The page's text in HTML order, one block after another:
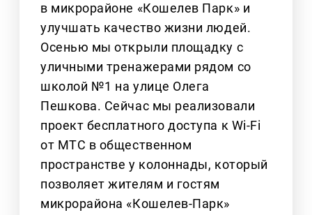
в микрорайоне «Кошелев Парк» и
улучшать качество жизни людей.
Осенью мы открыли площадку с
уличными тренажерами рядом со
школой №1 на улице Олега
Пешкова. Сейчас мы реализовали
проект бесплатного доступа к Wi-Fi
от МТС в общественном
пространстве у колоннады, который
позволяет жителям и гостям
микрорайона «Кошелев-Парк»